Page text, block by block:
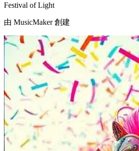
Festival of Light
由 MusicMaker 創建